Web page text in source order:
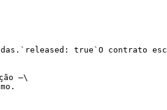
true`O contrato
—\